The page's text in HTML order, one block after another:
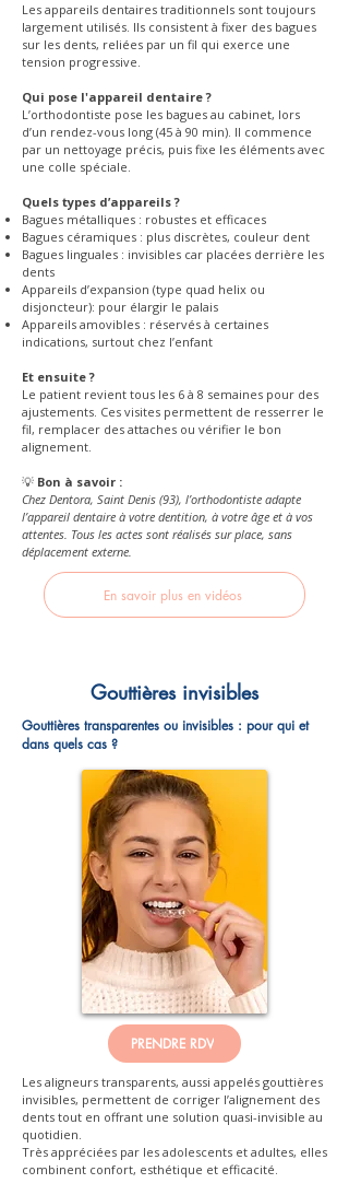
Les appareils dentaires traditionnels sont toujours
largement utilisés. Ils consistent à fixer des bagues
sur les dents, reliées par un fil qui exerce une
tension progressive.
Qui pose l'appareil dentaire ?
L’orthodontiste pose les bagues au cabinet, lors
d’un rendez-vous long (45 à 90 min). Il commence
par un nettoyage précis, puis fixe les éléments avec
une colle spéciale.
Quels types d’appareils ?
Bagues métalliques : robustes et efficaces
Bagues céramiques : plus discrètes, couleur dent
Bagues linguales : invisibles car placées derrière les
dents
Appareils d’expansion (type quad helix ou
disjoncteur): pour élargir le palais
Appareils amovibles : réservés à certaines
indications, surtout chez l’enfant​
Et ensuite ?
Le patient revient tous les 6 à 8 semaines pour des
ajustements. Ces visites permettent de resserrer le
fil, remplacer des attaches ou vérifier le bon
alignement.
💡 Bon à savoir :
Chez Dentora, Saint Denis (93), l’orthodontiste adapte
l’appareil dentaire à votre dentition, à votre âge et à vos
attentes. Tous les actes sont réalisés sur place, sans
déplacement externe.
En savoir plus en vidéos
Gouttières invisibles
Gouttières transparentes ou invisibles : pour qui et
dans quels cas ?
PRENDRE RDV
Les aligneurs transparents, aussi appelés gouttières
invisibles, permettent de corriger l’alignement des
dents tout en offrant une solution quasi-invisible au
quotidien.
Très appréciées par les adolescents et adultes, elles
combinent confort, esthétique et efficacité.